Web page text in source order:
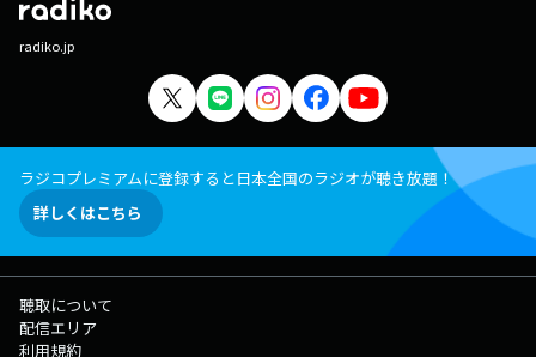
radiko.jp
ラジコプレミアムに登録すると日本全国のラジオが聴き放題！
詳しくはこちら
聴取について
配信エリア
利用規約